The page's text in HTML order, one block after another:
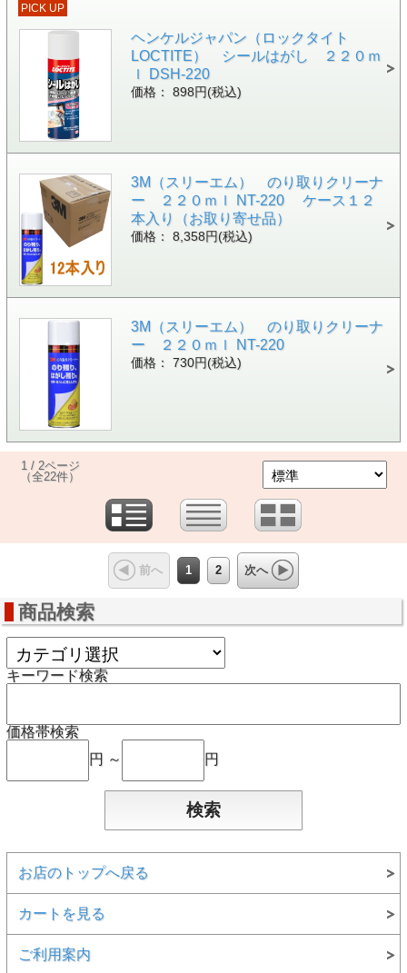
PICK UP
ヘンケルジャパン（ロックタイト
LOCTITE） シールはがし ２２０ｍ
ｌ DSH-220
価格： 898円(税込)
3M（スリーエム） のり取りクリーナ
ー ２２０ｍｌ NT-220 ケース１２
本入り（お取り寄せ品）
価格： 8,358円(税込)
3M（スリーエム） のり取りクリーナ
ー ２２０ｍｌ NT-220
価格： 730円(税込)
1 / 2ページ
（全22件）
前へ 1 2 次へ
商品検索
キーワード検索
価格帯検索
円 ～
円
お店のトップへ戻る
カートを見る
ご利用案内